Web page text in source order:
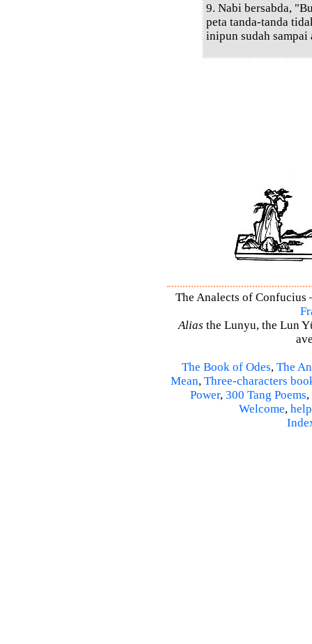
9. Nabi bersabda,
peta tanda-tanda
inipun sudah
The Analects of Confucius
Alias the Lunyu, the Lun
The Book of Odes, The
Mean, Three-characters
Power, 300 Tang Poems,
Welcome, help